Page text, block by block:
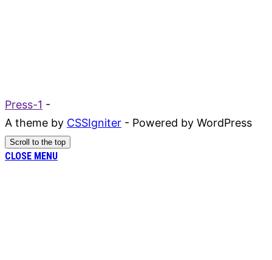
Press-1 -
A theme by CSSIgniter - Powered by WordPress
Scroll to the top
CLOSE MENU